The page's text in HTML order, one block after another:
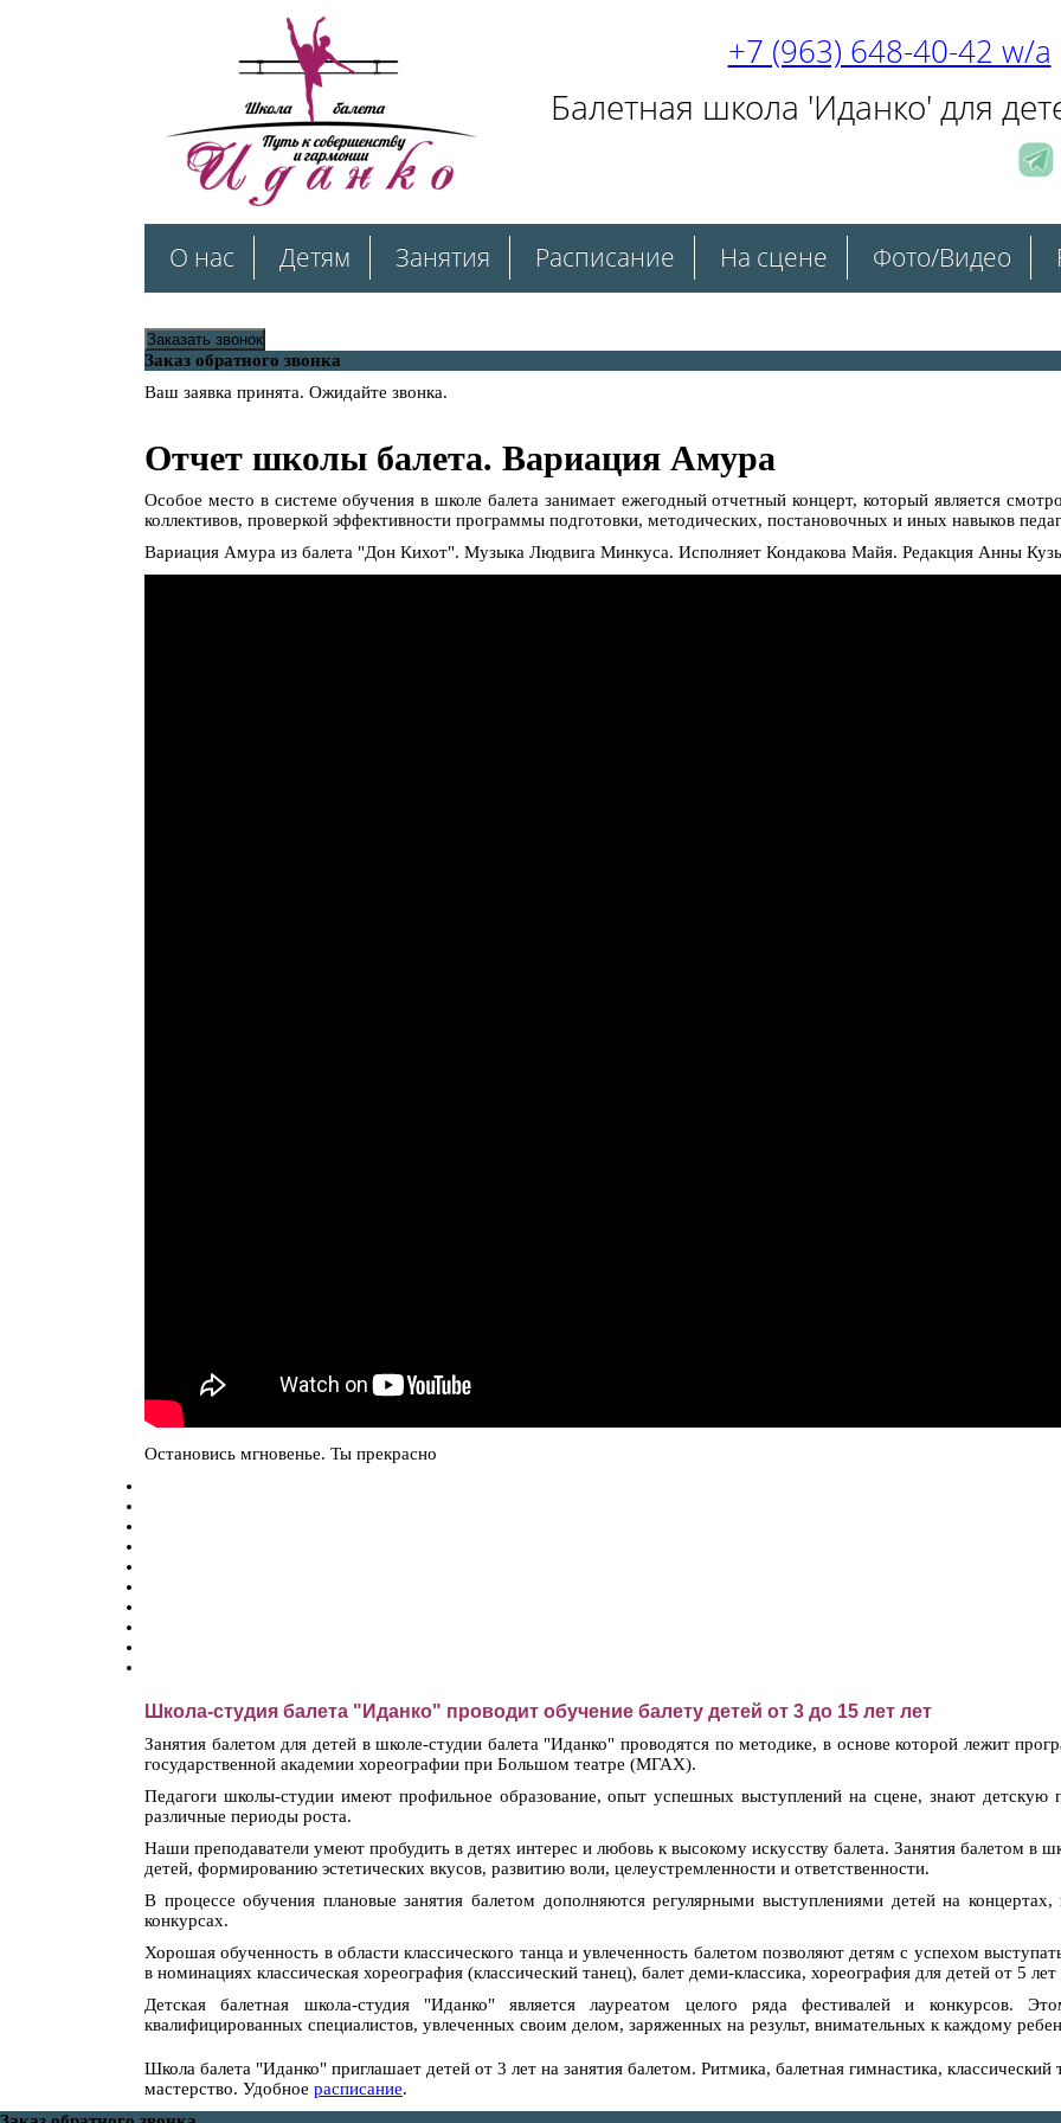
+7 (963) 648-40-42 w/a
Балетная школа 'Иданко' для
О нас Детям Занятия Расписание На сцене Фото/Видео
Заказать звонок
Заказ обратного звонка
Ваш заявка принята. Ожидайте звонка.
Отчет школы балета. Вариация Амура
Особое место в системе обучения в школе балета занимает ежегодный отчетный концерт, который является
коллективов, проверкой эффективности программы подготовки, методических, постановочных и иных навыков
Вариация Амура из балета "Дон Кихот". Музыка Людвига Минкуса. Исполняет Кондакова Майя. Редакция Анны
Остановись мгновенье. Ты прекрасно
Школа-студия балета "Иданко" проводит обучение балету детей от 3 до 15 лет лет
Занятия балетом для детей в школе-студии балета "Иданко" проводятся по методике, в основе которой лежит
государственной академии хореографии при Большом театре (МГАХ).
Педагоги школы-студии имеют профильное образование, опыт успешных выступлений на сцене, знают детскую
различные периоды роста.
Наши преподаватели умеют пробудить в детях интерес и любовь к высокому искусству балета. Занятия балетом в
детей, формированию эстетических вкусов, развитию воли, целеустремленности и ответственности.
В процессе обучения плановые занятия балетом дополняются регулярными выступлениями детей на
конкурсах.
Хорошая обученность в области классического танца и увлеченность балетом позволяют детям с успехом
в номинациях классическая хореография (классический танец), балет деми-классика, хореография для детей от 5 лет
Детская балетная школа-студия "Иданко" является лауреатом целого ряда фестивалей и конкурсов.
квалифицированных специалистов, увлеченных своим делом, заряженных на результ, внимательных к каждому
Школа балета "Иданко" приглашает детей от 3 лет на занятия балетом. Ритмика, балетная гимнастика,
мастерство. Удобное расписание.